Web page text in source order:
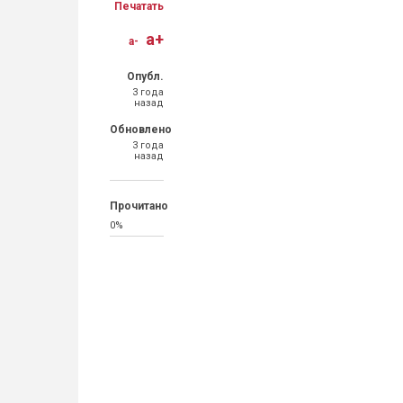
Печатать
a- a+
Опубл.
3 года
назад
Обновлено
3 года
назад
Прочитано
0%